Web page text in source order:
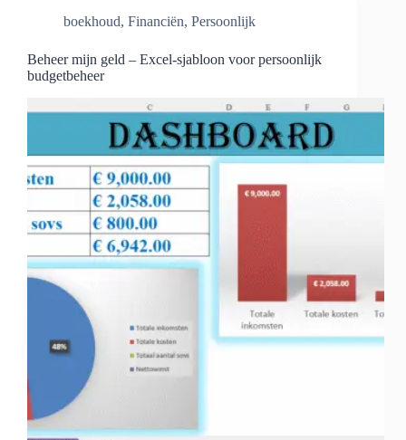
boekhoud, Financiën, Persoonlijk
Beheer mijn geld – Excel-sjabloon voor persoonlijk
budgetbeheer